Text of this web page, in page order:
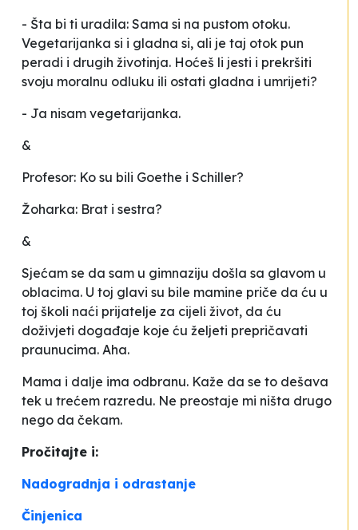
- Šta bi ti uradila: Sama si na pustom otoku.
Vegetarijanka si i gladna si, ali je taj otok pun
peradi i drugih životinja. Hoćeš li jesti i prekršiti
svoju moralnu odluku ili ostati gladna i umrijeti?
- Ja nisam vegetarijanka.
&
Profesor: Ko su bili Goethe i Schiller?
Žoharka: Brat i sestra?
&
Sjećam se da sam u gimnaziju došla sa glavom u
oblacima. U toj glavi su bile mamine priče da ću u
toj školi naći prijatelje za cijeli život, da ću
doživjeti događaje koje ću željeti prepričavati
praunucima. Aha.
Mama i dalje ima odbranu. Kaže da se to dešava
tek u trećem razredu. Ne preostaje mi ništa drugo
nego da čekam.
Pročitajte i:
Nadogradnja i odrastanje
Činjenica